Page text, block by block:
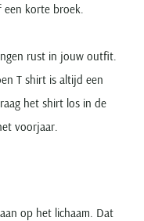
korte broek.
rust in jouw outfit.
T shirt is altijd een
het shirt los in de
voorjaar.
op het lichaam. Dat